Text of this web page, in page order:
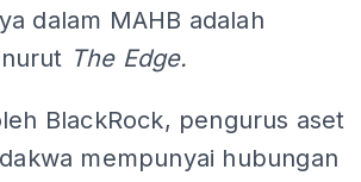
dalam MAHB adalah
The Edge.
BlackRock, pengurus aset
mempunyai hubungan